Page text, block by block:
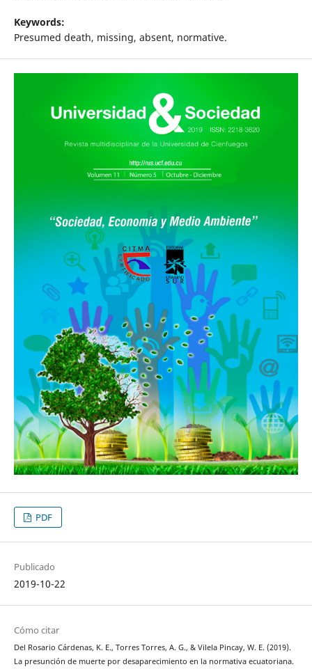
Keywords:
Presumed death, missing, absent, normative.
PDF
Publicado
2019-10-22
Cómo citar
Del Rosario Cárdenas, K. E., Torres Torres, A. G., & Vilela Pincay, W. E. (2019).
La presunción de muerte por desaparecimiento en la normativa ecuatoriana.